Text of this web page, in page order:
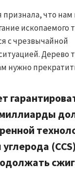
что
ископаемого
с чрезвычайной
Дерево
нужно